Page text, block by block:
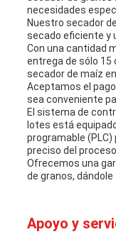
necesidades
Nuestro secador
secado eficiente y
Con una cantidad
entrega de sólo 15
secador de maíz
Aceptamos el
sea conveniente
El sistema de
lotes está
programable
preciso del
Ofrecemos una
de granos,
Apoyo y